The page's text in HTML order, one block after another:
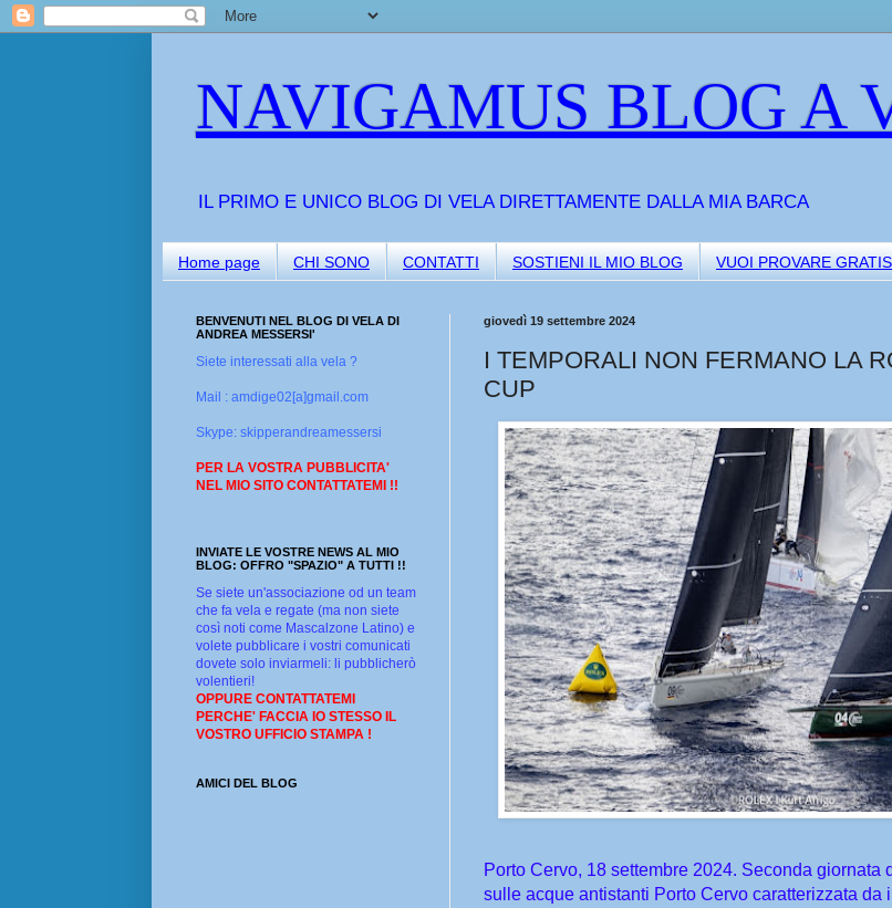
NAVIGAMUS BLOG A
IL PRIMO E UNICO BLOG DI VELA DIRETTAMENTE DALLA MIA BARCA
Home page CHI SONO CONTATTI SOSTIENI IL MIO BLOG VUOI PROVARE
giovedì 19 settembre 2024
I TEMPORALI NON FERMANO LA
CUP
Porto Cervo, 18 settembre 2024. Seconda giornata
sulle acque antistanti Porto Cervo caratterizzata da
BENVENUTI NEL BLOG DI VELA DI
ANDREA MESSERSI'
Siete interessati alla vela ?
Mail : amdige02[a]gmail.com
Skype: skipperandreamessersi
PER LA VOSTRA PUBBLICITA'
NEL MIO SITO CONTATTATEMI !!
INVIATE LE VOSTRE NEWS AL MIO
BLOG: OFFRO "SPAZIO" A TUTTI !!
Se siete un'associazione od un team
che fa vela e regate (ma non siete
così noti come Mascalzone Latino) e
volete pubblicare i vostri comunicati
dovete solo inviarmeli: li pubblicherò
volentieri!
OPPURE CONTATTATEMI
PERCHE' FACCIA IO STESSO IL
VOSTRO UFFICIO STAMPA !
AMICI DEL BLOG